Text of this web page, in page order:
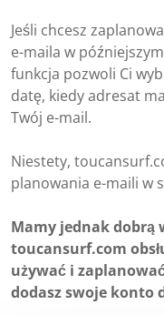
Jeśli chcesz
e-maila w
funkcja pozwoli Ci
datę, kiedy adresat
Twój e-mail.
Niestety,
planowania e-maili w
Mamy jednak dobrą
toucansurf.com
używać i
dodasz swoje konto